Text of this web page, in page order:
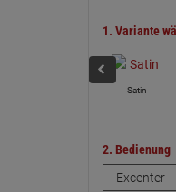
1. Variante
Satin
2. Bedienung